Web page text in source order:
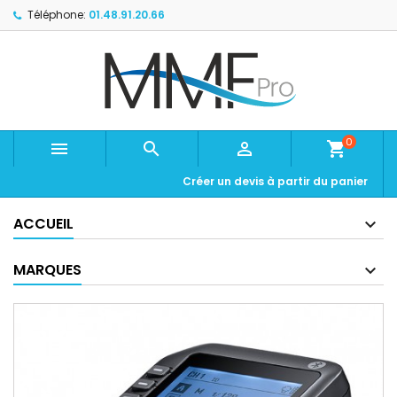
Téléphone: 01.48.91.20.66
   shopping_cart0
Créer un devis à partir du panier
ACCUEIL
MARQUES